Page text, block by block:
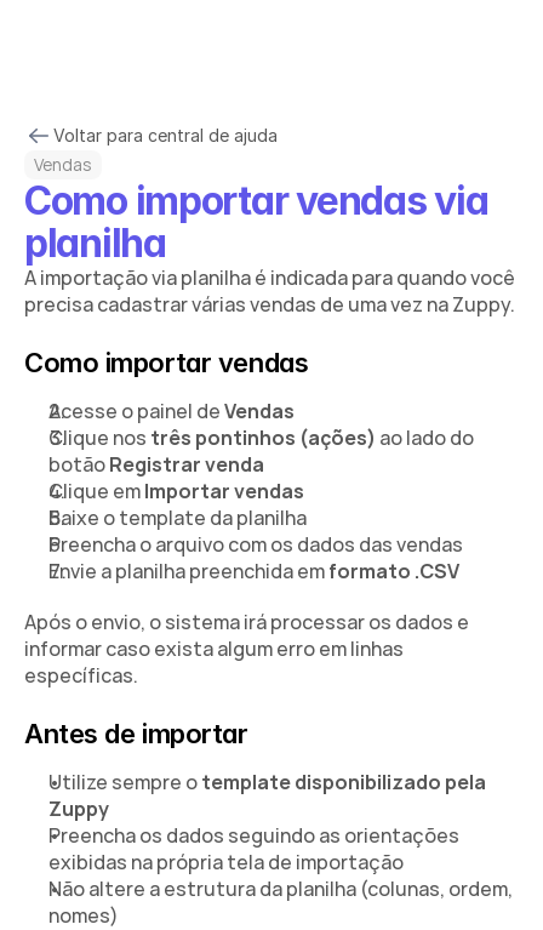
Voltar para central de ajuda
Vendas
Como importar vendas via
planilha
A importação via planilha é indicada para quando você
precisa cadastrar várias vendas de uma vez na Zuppy.
Como importar vendas
Acesse o painel de Vendas
Clique nos três pontinhos (ações) ao lado do
botão Registrar venda
Clique em Importar vendas
Baixe o template da planilha
Preencha o arquivo com os dados das vendas
Envie a planilha preenchida em formato .CSV
Após o envio, o sistema irá processar os dados e
informar caso exista algum erro em linhas
específicas.
Antes de importar
Utilize sempre o template disponibilizado pela
Zuppy
Preencha os dados seguindo as orientações
exibidas na própria tela de importação
Não altere a estrutura da planilha (colunas, ordem,
nomes)